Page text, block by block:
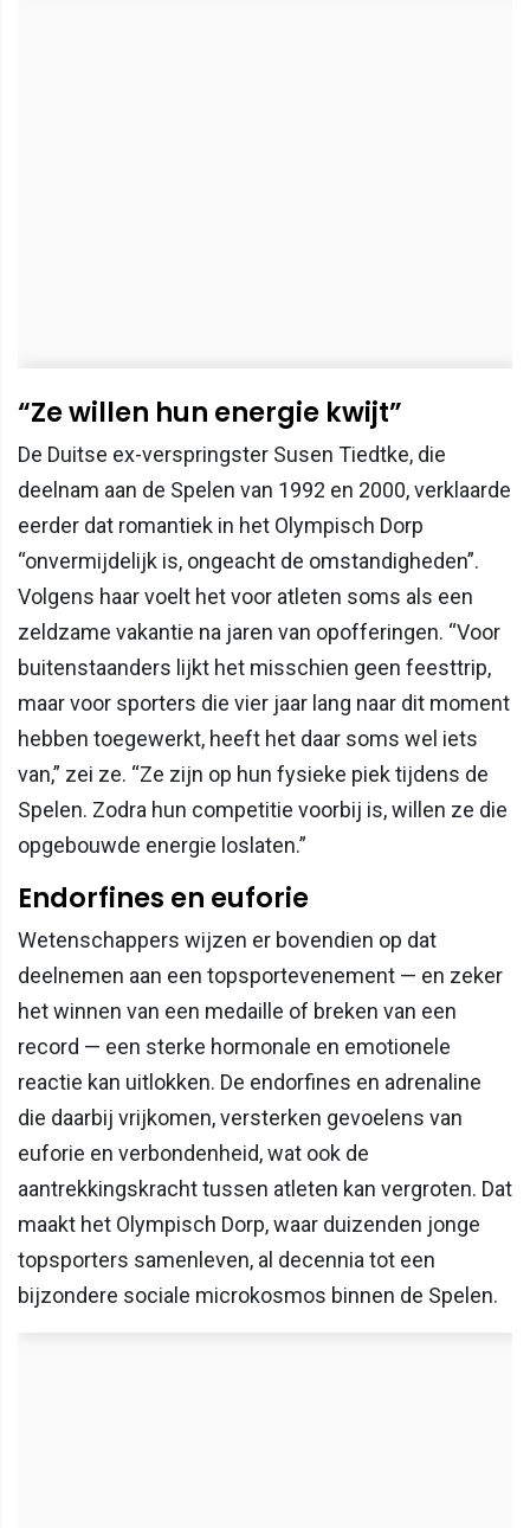
“Ze willen hun energie kwijt”
De Duitse ex-verspringster Susen Tiedtke, die
deelnam aan de Spelen van 1992 en 2000, verklaarde
eerder dat romantiek in het Olympisch Dorp
“onvermijdelijk is, ongeacht de omstandigheden”.
Volgens haar voelt het voor atleten soms als een
zeldzame vakantie na jaren van opofferingen. “Voor
buitenstaanders lijkt het misschien geen feesttrip,
maar voor sporters die vier jaar lang naar dit moment
hebben toegewerkt, heeft het daar soms wel iets
van,” zei ze. “Ze zijn op hun fysieke piek tijdens de
Spelen. Zodra hun competitie voorbij is, willen ze die
opgebouwde energie loslaten.”
Endorfines en euforie
Wetenschappers wijzen er bovendien op dat
deelnemen aan een topsportevenement — en zeker
het winnen van een medaille of breken van een
record — een sterke hormonale en emotionele
reactie kan uitlokken. De endorfines en adrenaline
die daarbij vrijkomen, versterken gevoelens van
euforie en verbondenheid, wat ook de
aantrekkingskracht tussen atleten kan vergroten. Dat
maakt het Olympisch Dorp, waar duizenden jonge
topsporters samenleven, al decennia tot een
bijzondere sociale microkosmos binnen de Spelen.